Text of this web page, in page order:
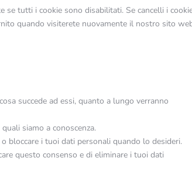
tutti i cookie sono disabilitati. Se cancelli i
quando visiterete nuovamente il nostro sito
succede ad essi, quanto a lungo verranno
siamo a conoscenza.
bloccare i tuoi dati personali quando lo desideri.
questo consenso e di eliminare i tuoi dati